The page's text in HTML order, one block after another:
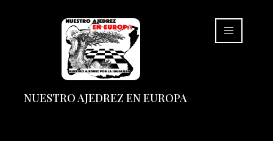
NUESTRO AJEDREZ EN EUROPA